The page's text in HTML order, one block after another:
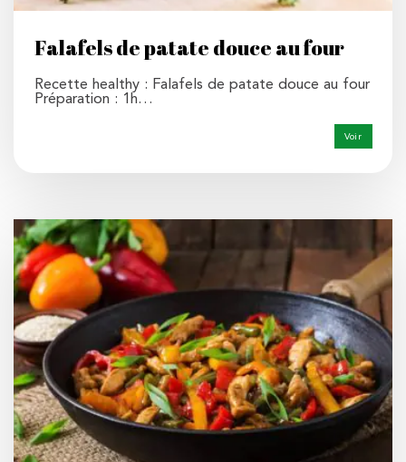
Falafels de patate douce au four
Recette healthy : Falafels de patate douce au four
Préparation : 1h…
Voir